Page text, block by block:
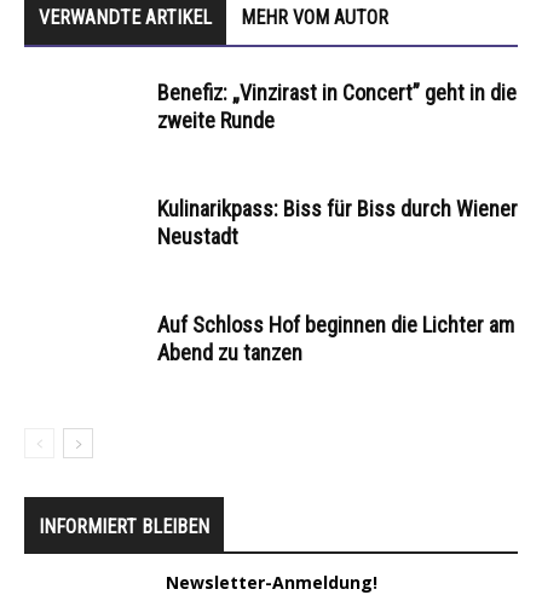
VERWANDTE ARTIKEL MEHR VOM AUTOR
Benefiz: „Vinzirast in Concert” geht in die
zweite Runde
Kulinarikpass: Biss für Biss durch Wiener
Neustadt
Auf Schloss Hof beginnen die Lichter am
Abend zu tanzen
INFORMIERT BLEIBEN
Newsletter-Anmeldung!